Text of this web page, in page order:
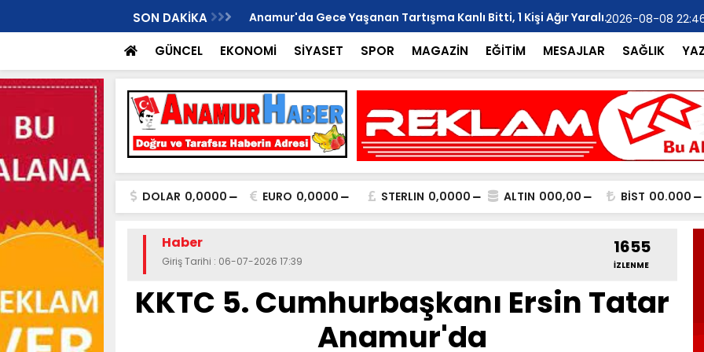
SON DAKİKA
KURUCU İLÇE BAŞKANI OLDU.. Anamur'da Gece Yaşanan Tartışma Kanlı Bitti, 1 Kişi Ağır Yaralı.. YILMAZ;
2026-08-08
GÜNCEL EKONOMİ SİYASET SPOR MAGAZİN EĞİTİM MESAJLAR SAĞLIK
DOLAR 0,0000 EURO 0,0000 STERLIN 0,0000 ALTIN 000,00 BİST 00.000
Haber
Giriş Tarihi : 06-07-2026 17:39
1655
İZLENME
KKTC 5. Cumhurbaşkanı Ersin Tatar
Anamur'da